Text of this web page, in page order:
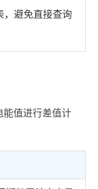
，避免直接查询
能值进行差值计